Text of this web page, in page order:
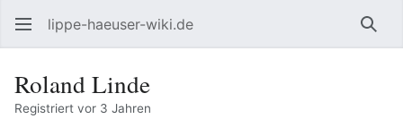
lippe-haeuser-wiki.de
Roland Linde
Registriert vor 3 Jahren